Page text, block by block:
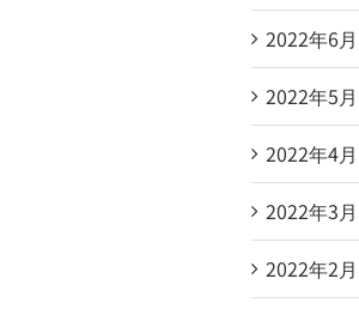
2022年6月
2022年5月
2022年4月
2022年3月
2022年2月